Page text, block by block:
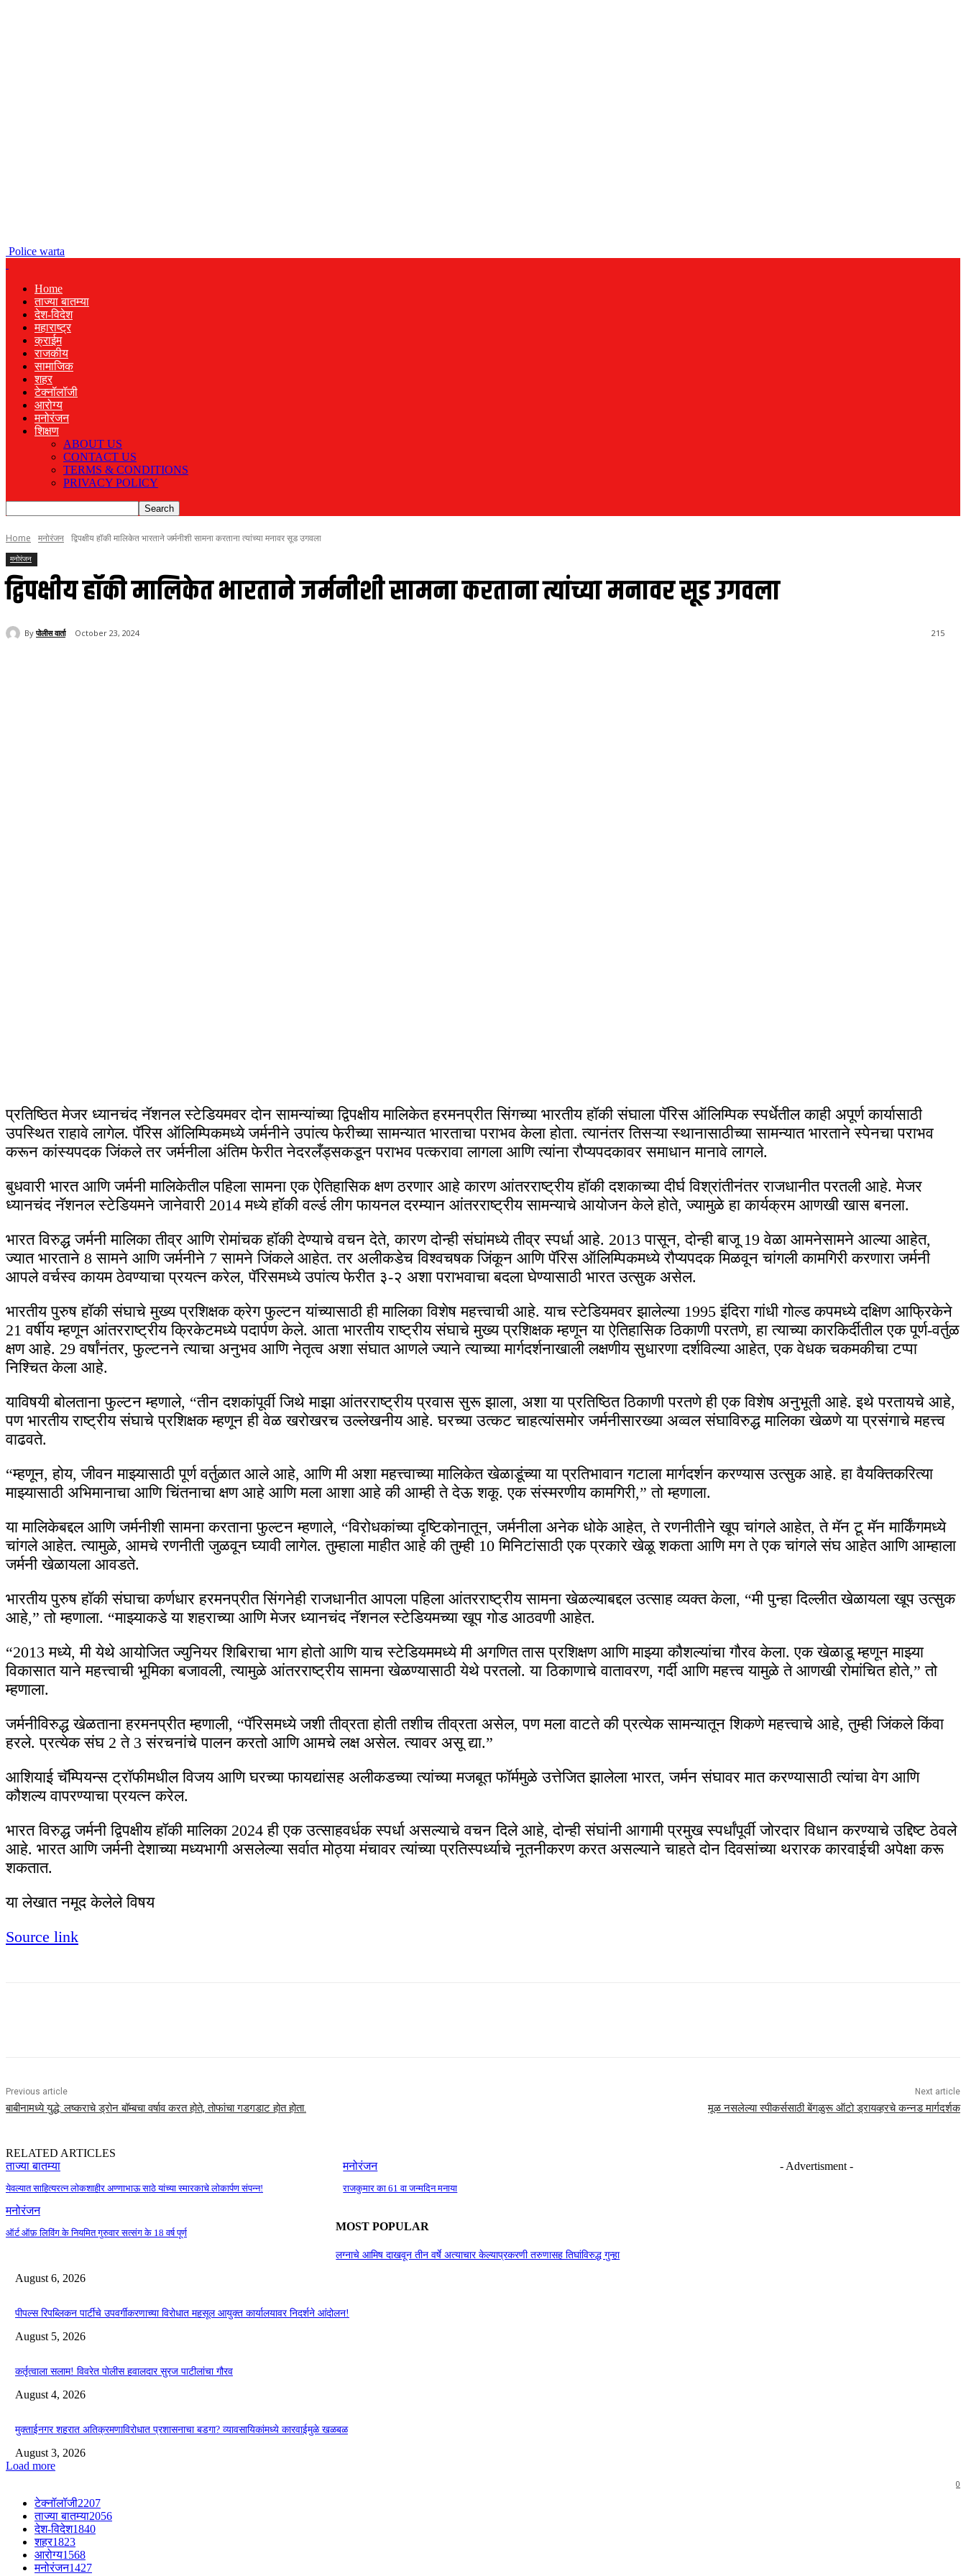
Police warta
Home
ताज्या बातम्या
देश-विदेश
महाराष्ट्र
क्राईम
राजकीय
सामाजिक
शहर
टेक्नॉलॉजी
आरोग्य
मनोरंजन
शिक्षण
ABOUT US
CONTACT US
TERMS & CONDITIONS
PRIVACY POLICY
Home मनोरंजन द्विपक्षीय हॉकी मालिकेत भारताने जर्मनीशी सामना करताना त्यांच्या मनावर सूड उगवला
मनोरंजन
द्विपक्षीय हॉकी मालिकेत भारताने जर्मनीशी सामना करताना त्यांच्या मनावर सूड उगवला
By पोलीस वार्ता October 23, 2024 215
प्रतिष्ठित मेजर ध्यानचंद नॅशनल स्टेडियमवर दोन सामन्यांच्या द्विपक्षीय मालिकेत हरमनप्रीत सिंगच्या भारतीय हॉकी संघाला पॅरिस ऑलिम्पिक स्पर्धेतील काही अपूर्ण कार्यासाठी
उपस्थित राहावे लागेल. पॅरिस ऑलिम्पिकमध्ये जर्मनीने उपांत्य फेरीच्या सामन्यात भारताचा पराभव केला होता. त्यानंतर तिसऱ्या स्थानासाठीच्या सामन्यात भारताने स्पेनचा पराभव
करून कांस्यपदक जिंकले तर जर्मनीला अंतिम फेरीत नेदरलँड्सकडून पराभव पत्करावा लागला आणि त्यांना रौप्यपदकावर समाधान मानावे लागले.
बुधवारी भारत आणि जर्मनी मालिकेतील पहिला सामना एक ऐतिहासिक क्षण ठरणार आहे कारण आंतरराष्ट्रीय हॉकी दशकाच्या दीर्घ विश्रांतीनंतर राजधानीत परतली आहे. मेजर
ध्यानचंद नॅशनल स्टेडियमने जानेवारी 2014 मध्ये हॉकी वर्ल्ड लीग फायनल दरम्यान आंतरराष्ट्रीय सामन्याचे आयोजन केले होते, ज्यामुळे हा कार्यक्रम आणखी खास बनला.
भारत विरुद्ध जर्मनी मालिका तीव्र आणि रोमांचक हॉकी देण्याचे वचन देते, कारण दोन्ही संघांमध्ये तीव्र स्पर्धा आहे. 2013 पासून, दोन्ही बाजू 19 वेळा आमनेसामने आल्या आहेत,
ज्यात भारताने 8 सामने आणि जर्मनीने 7 सामने जिंकले आहेत. तर अलीकडेच विश्वचषक जिंकून आणि पॅरिस ऑलिम्पिकमध्ये रौप्यपदक मिळवून चांगली कामगिरी करणारा जर्मनी
आपले वर्चस्व कायम ठेवण्याचा प्रयत्न करेल, पॅरिसमध्ये उपांत्य फेरीत ३-२ अशा पराभवाचा बदला घेण्यासाठी भारत उत्सुक असेल.
भारतीय पुरुष हॉकी संघाचे मुख्य प्रशिक्षक क्रेग फुल्टन यांच्यासाठी ही मालिका विशेष महत्त्वाची आहे. याच स्टेडियमवर झालेल्या 1995 इंदिरा गांधी गोल्ड कपमध्ये दक्षिण आफ्रिकेने
21 वर्षीय म्हणून आंतरराष्ट्रीय क्रिकेटमध्ये पदार्पण केले. आता भारतीय राष्ट्रीय संघाचे मुख्य प्रशिक्षक म्हणून या ऐतिहासिक ठिकाणी परतणे, हा त्याच्या कारकिर्दीतील एक पूर्ण-वर्तुळ
क्षण आहे. 29 वर्षांनंतर, फुल्टनने त्याचा अनुभव आणि नेतृत्व अशा संघात आणले ज्याने त्याच्या मार्गदर्शनाखाली लक्षणीय सुधारणा दर्शविल्या आहेत, एक वेधक चकमकीचा टप्पा
निश्चित केला आहे.
याविषयी बोलताना फुल्टन म्हणाले, “तीन दशकांपूर्वी जिथे माझा आंतरराष्ट्रीय प्रवास सुरू झाला, अशा या प्रतिष्ठित ठिकाणी परतणे ही एक विशेष अनुभूती आहे. इथे परतायचे आहे,
पण भारतीय राष्ट्रीय संघाचे प्रशिक्षक म्हणून ही वेळ खरोखरच उल्लेखनीय आहे. घरच्या उत्कट चाहत्यांसमोर जर्मनीसारख्या अव्वल संघाविरुद्ध मालिका खेळणे या प्रसंगाचे महत्त्व
वाढवते.
“म्हणून, होय, जीवन माझ्यासाठी पूर्ण वर्तुळात आले आहे, आणि मी अशा महत्त्वाच्या मालिकेत खेळाडूंच्या या प्रतिभावान गटाला मार्गदर्शन करण्यास उत्सुक आहे. हा वैयक्तिकरित्या
माझ्यासाठी अभिमानाचा आणि चिंतनाचा क्षण आहे आणि मला आशा आहे की आम्ही ते देऊ शकू. एक संस्मरणीय कामगिरी,” तो म्हणाला.
या मालिकेबद्दल आणि जर्मनीशी सामना करताना फुल्टन म्हणाले, “विरोधकांच्या दृष्टिकोनातून, जर्मनीला अनेक धोके आहेत, ते रणनीतीने खूप चांगले आहेत, ते मॅन टू मॅन मार्किंगमध्ये
चांगले आहेत. त्यामुळे, आमचे रणनीती जुळवून घ्यावी लागेल. तुम्हाला माहीत आहे की तुम्ही 10 मिनिटांसाठी एक प्रकारे खेळू शकता आणि मग ते एक चांगले संघ आहेत आणि आम्हाला
जर्मनी खेळायला आवडते.
भारतीय पुरुष हॉकी संघाचा कर्णधार हरमनप्रीत सिंगनेही राजधानीत आपला पहिला आंतरराष्ट्रीय सामना खेळल्याबद्दल उत्साह व्यक्त केला, “मी पुन्हा दिल्लीत खेळायला खूप उत्सुक
आहे,” तो म्हणाला. “माझ्याकडे या शहराच्या आणि मेजर ध्यानचंद नॅशनल स्टेडियमच्या खूप गोड आठवणी आहेत.
“2013 मध्ये, मी येथे आयोजित ज्युनियर शिबिराचा भाग होतो आणि याच स्टेडियममध्ये मी अगणित तास प्रशिक्षण आणि माझ्या कौशल्यांचा गौरव केला. एक खेळाडू म्हणून माझ्या
विकासात याने महत्त्वाची भूमिका बजावली, त्यामुळे आंतरराष्ट्रीय सामना खेळण्यासाठी येथे परतलो. या ठिकाणाचे वातावरण, गर्दी आणि महत्त्व यामुळे ते आणखी रोमांचित होते,” तो
म्हणाला.
जर्मनीविरुद्ध खेळताना हरमनप्रीत म्हणाली, “पॅरिसमध्ये जशी तीव्रता होती तशीच तीव्रता असेल, पण मला वाटते की प्रत्येक सामन्यातून शिकणे महत्त्वाचे आहे, तुम्ही जिंकले किंवा
हरले. प्रत्येक संघ 2 ते 3 संरचनांचे पालन करतो आणि आमचे लक्ष असेल. त्यावर असू द्या.”
आशियाई चॅम्पियन्स ट्रॉफीमधील विजय आणि घरच्या फायद्यांसह अलीकडच्या त्यांच्या मजबूत फॉर्ममुळे उत्तेजित झालेला भारत, जर्मन संघावर मात करण्यासाठी त्यांचा वेग आणि
कौशल्य वापरण्याचा प्रयत्न करेल.
भारत विरुद्ध जर्मनी द्विपक्षीय हॉकी मालिका 2024 ही एक उत्साहवर्धक स्पर्धा असल्याचे वचन दिले आहे, दोन्ही संघांनी आगामी प्रमुख स्पर्धांपूर्वी जोरदार विधान करण्याचे उद्दिष्ट ठेवले
आहे. भारत आणि जर्मनी देशाच्या मध्यभागी असलेल्या सर्वात मोठ्या मंचावर त्यांच्या प्रतिस्पर्ध्याचे नूतनीकरण करत असल्याने चाहते दोन दिवसांच्या थरारक कारवाईची अपेक्षा करू
शकतात.
या लेखात नमूद केलेले विषय
Source link
Previous article
बाबीनामध्ये युद्धे: लष्कराचे ड्रोन बॉम्बचा वर्षाव करत होते, तोफांचा गडगडाट होत होता.
Next article
मूळ नसलेल्या स्पीकर्ससाठी बेंगळुरू ऑटो ड्रायव्हरचे कन्नड मार्गदर्शक
RELATED ARTICLES
ताज्या बातम्या
येवल्यात साहित्यरत्न लोकशाहीर अण्णाभाऊ साठे यांच्या स्मारकाचे लोकार्पण संपन्न!
मनोरंजन
राजकुमार का 61 वा जन्मदिन मनाया
मनोरंजन
ऑर्ट ऑफ़ लिविंग के नियमित गुरुवार सत्संग के 18 वर्ष पूर्ण
- Advertisment -
MOST POPULAR
लग्नाचे आमिष दाखवून तीन वर्षे अत्याचार केल्याप्रकरणी तरुणासह तिघांविरुद्ध गुन्हा
August 6, 2026
पीपल्स रिपब्लिकन पार्टीचे उपवर्गीकरणाच्या विरोधात महसूल आयुक्त कार्यालयावर निदर्शने आंदोलन!
August 5, 2026
कर्तृत्वाला सलाम! विवरेत पोलीस हवालदार सुरज पाटीलांचा गौरव
August 4, 2026
मुक्ताईनगर शहरात अतिक्रमणाविरोधात प्रशासनाचा बडगा? व्यावसायिकांमध्ये कारवाईमुळे खळबळ
August 3, 2026
Load more
0
टेक्नॉलॉजी2207
ताज्या बातम्या2056
देश-विदेश1840
शहर1823
आरोग्य1568
मनोरंजन1427